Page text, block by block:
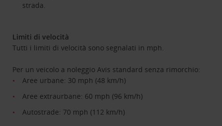
strada.
Limiti di velocità
Tutti i limiti di velocità sono segnalati in mph.
Per un veicolo a noleggio Avis standard senza rimorchio:
Aree urbane: 30 mph (48 km/h)
Aree extraurbane: 60 mph (96 km/h)
Autostrade: 70 mph (112 km/h)